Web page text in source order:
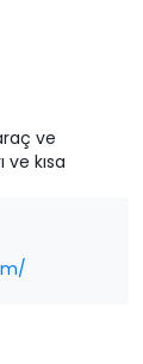
ve
kısa